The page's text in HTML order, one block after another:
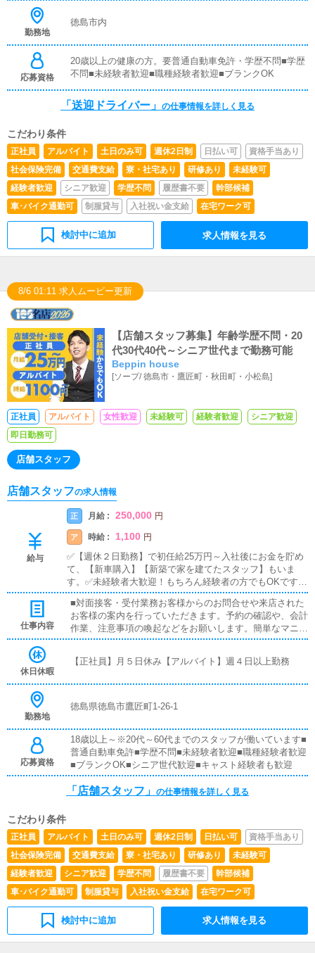
使うお車の清掃もお願いします。
勤務地
徳島市内
応募資格
20歳以上の健康の方。要普通自動車免許・学歴不問■学歴
不問■未経験者歓迎■職種経験者歓迎■ブランクOK
「送迎ドライバー」 の仕事情報を詳しく見る
こだわり条件
正社員 アルバイト 土日のみ可 週休2日制 日払い可
資格手当あり
社会保険完備
交通費支給 寮・社宅あり 研修あり
未経験可
経験者歓迎
シニア歓迎 学歴不問 履歴書不要
幹部候補
車･バイク通勤可
制服貸与 入社祝い金支給 在宅ワーク可
検討中に追加 求人情報を見る
8/6 01:11 求人ムービー更新
【店舗スタッフ募集】年齢学歴不問・20
代30代40代～シニア世代まで勤務可能
Beppin house
[ソープ/徳島市・鷹匠町・秋田町・小松島]
正社員 アルバイト 女性歓迎 未経験可 経験者歓迎
シニア歓迎
即日勤務可
店舗スタッフ
店舗スタッフの求人情報
給与
正 月給 : 250,000 円
ア 時給 : 1,100 円
✅【週休２日勤務】で初任給25万円～入社後にお金を貯め
て、【新車購入】【新築で家を建てたスタッフ】もいま
す。✅未経験者大歓迎！もちろん経験者の方でもOKです。
✅有給休暇制度あり！家庭がある方や、プライベート重視
の方も安心の就業制度です《店舗スタッフ》(未経験者様大
歓迎)[社]：月給25万円～(経験は考慮他未経験者は３ヶ月の
試用期間あり)[ア]：時給1,100円～（試用期間あり）■試用
仕事内容
■対面接客・受付業務お客様からのお問合せや来店された
お客様の案内を行っていただきます。予約の確認や、会計
作業、注意事項の喚起などをお願いします。簡単なマニュ
アルや、先輩スタッフに付いて業務内容を見ながら徐々に
す。■PC更新業務ヘブンネットなど、ポータルサイト等の
はボタンを押すだけや、ブログの更新時に簡単に文字が入
きます。■清掃・備品管理お客様やキャストの方に快適に
お過ごしいただくため、店内の清掃や備品の管理・補充を
行っていただきます。
休日休暇
【正社員】月５日休み【アルバイト】週４日以上勤務
勤務地
徳島県徳島市鷹匠町1-26-1
応募資格
18歳以上～※20代～60代までのスタッフが働いています■
普通自動車免許■学歴不問■未経験者歓迎■職種経験者歓迎
■ブランクOK■シニア世代歓迎■キャスト経験者も歓迎
「店舗スタッフ」 の仕事情報を詳しく見る
こだわり条件
正社員 アルバイト 土日のみ可 週休2日制 日払い可
資格手当あり
社会保険完備
交通費支給 寮・社宅あり 研修あり
未経験可
経験者歓迎
シニア歓迎 学歴不問 履歴書不要
幹部候補
車･バイク通勤可
制服貸与 入社祝い金支給 在宅ワーク可
検討中に追加 求人情報を見る